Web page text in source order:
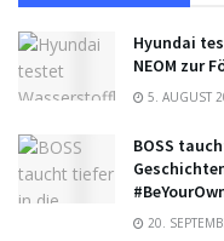
Hyundai
NEOM zur
5. AUGUST
BOSS
20.